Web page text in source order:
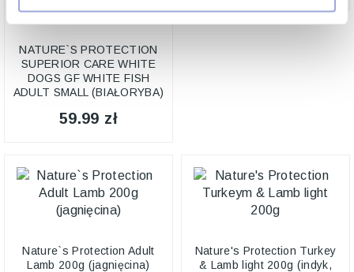
NATURE`S PROTECTION
SUPERIOR CARE WHITE
DOGS GF WHITE FISH
ADULT SMALL (BIAŁORYBA)
59.99 zł
Nature`s Protection Adult
Lamb 200g (jagnięcina)
Nature's Protection Turkey
& Lamb light 200g (indyk,